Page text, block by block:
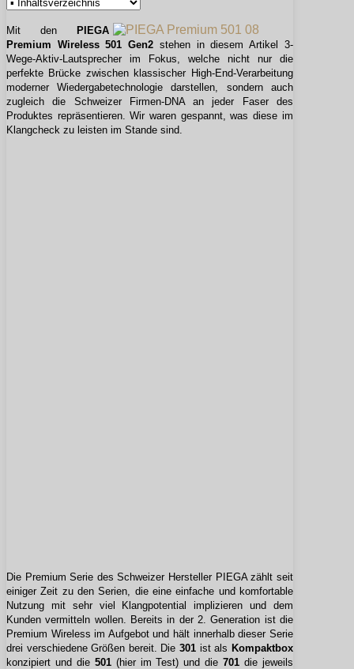
Mit den
PIEGA
Premium Wireless 501 Gen2 stehen in diesem Artikel 3-
Wege-Aktiv-Lautsprecher im Fokus, welche nicht nur die
perfekte Brücke zwischen klassischer High-End-Verarbeitung
moderner Wiedergabetechnologie darstellen, sondern auch
zugleich die Schweizer Firmen-DNA an jeder Faser des
Produktes repräsentieren. Wir waren gespannt, was diese im
Klangcheck zu leisten im Stande sind.
Die Premium Serie des Schweizer Hersteller PIEGA zählt seit
einiger Zeit zu den Serien, die eine einfache und komfortable
Nutzung mit sehr viel Klangpotential implizieren und dem
Kunden vermitteln wollen. Bereits in der 2. Generation ist die
Premium Wireless im Aufgebot und hält innerhalb dieser Serie
drei verschiedene Größen bereit. Die301 ist als Kompaktbox
konzipiert und die 501(hier im Test) und die701 die jeweils